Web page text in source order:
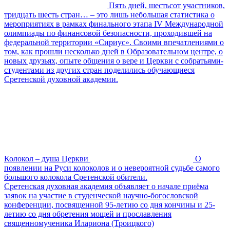
Пять дней, шестьсот участников,
тридцать шесть стран… – это лишь небольшая статистика о
мероприятиях в рамках финального этапа IV Международной
олимпиады по финансовой безопасности, проходившей на
федеральной территории «Сириус». Своими впечатлениями о
том, как прошли несколько дней в Образовательном центре, о
новых друзьях, опыте общения о вере и Церкви с собратьями-
студентами из других стран поделились обучающиеся
Сретенской духовной академии.
Колокол – душа Церкви
О
появлении на Руси колоколов и о невероятной судьбе самого
большого колокола Сретенской обители.
Сретенская духовная академия объявляет о начале приёма
заявок на участие в студенческой научно-богословской
конференции, посвященной 95-летию со дня кончины и 25-
летию со дня обретения мощей и прославления
священномученика Илариона (Троицкого)